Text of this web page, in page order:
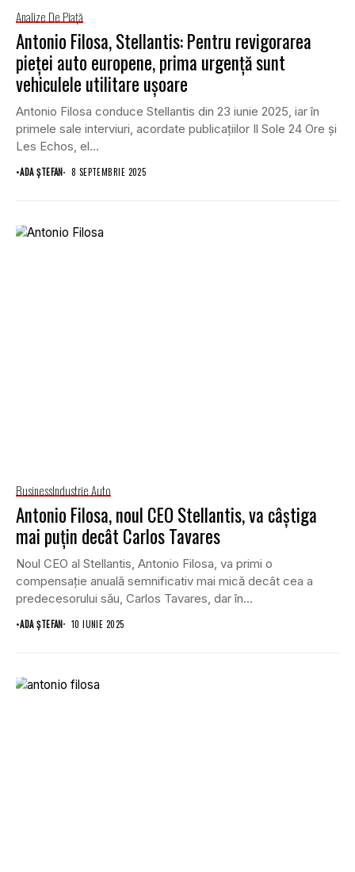
Analize De Piață
Antonio Filosa, Stellantis: Pentru revigorarea
pieței auto europene, prima urgență sunt
vehiculele utilitare ușoare
Antonio Filosa conduce Stellantis din 23 iunie 2025, iar în
primele sale interviuri, acordate publicațiilor Il Sole 24 Ore și
Les Echos, el...
•ADA ȘTEFAN 8 SEPTEMBRIE 2025
BusinessIndustrie Auto
Antonio Filosa, noul CEO Stellantis, va câștiga
mai puțin decât Carlos Tavares
Noul CEO al Stellantis, Antonio Filosa, va primi o
compensație anuală semnificativ mai mică decât cea a
predecesorului său, Carlos Tavares, dar în...
•ADA ȘTEFAN 10 IUNIE 2025